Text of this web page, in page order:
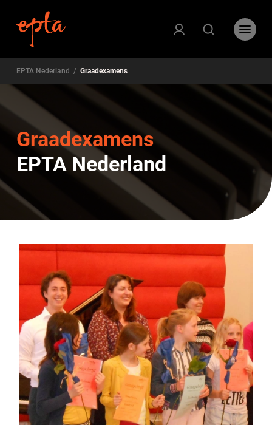
EPTA Nederland / Graadexamens
Graadexamens
EPTA Nederland